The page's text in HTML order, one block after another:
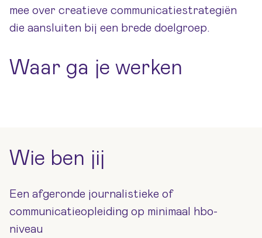
mee over creatieve communicatiestrategiën
die aansluiten bij een brede doelgroep.
Waar ga je werken
Wie ben jij
Een afgeronde journalistieke of
communicatieopleiding op minimaal hbo-
niveau